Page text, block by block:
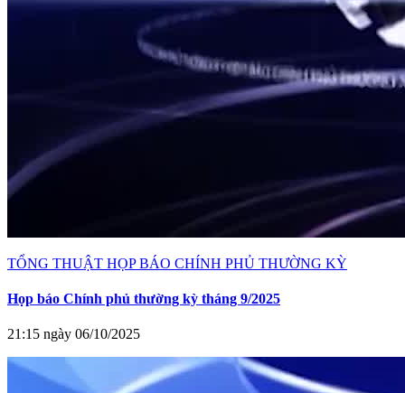
TỔNG THUẬT HỌP BÁO CHÍNH PHỦ THƯỜNG KỲ
Họp báo Chính phủ thường kỳ tháng 9/2025
21:15 ngày 06/10/2025